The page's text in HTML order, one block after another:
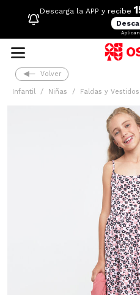
Descarga la APP y recibe
Aplican
Volver
Infantil Niñas Faldas y Vestidos